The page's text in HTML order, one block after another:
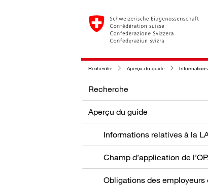
Recherche Aperçu du guide Informations
Recherche
Aperçu du guide
Informations relatives à la
Champ d’application de